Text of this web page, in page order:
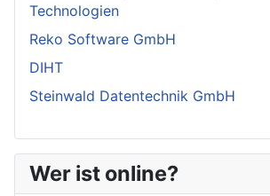
Technologien
Reko Software GmbH
DIHT
Steinwald Datentechnik GmbH
Wer ist online?